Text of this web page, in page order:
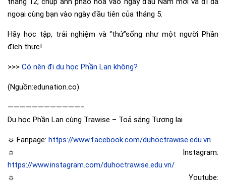
ngoại cùng bạn vào ngày đầu tiên của tháng 5.
Hãy học tập, trải nghiệm và “thử”sống như một người Phần
đích thực!
>>> Có nên đi du học Phần Lan không?
(Nguồn:edunation.co)
————————————–
Du học Phần Lan cùng Trawise – Toả sáng Tương lai
☼ Fanpage: https://www.facebook.com/duhoctrawise.edu.vn
☼ Instagram:
https://www.instagram.com/duhoctrawise.edu.vn/
☼ Youtube: